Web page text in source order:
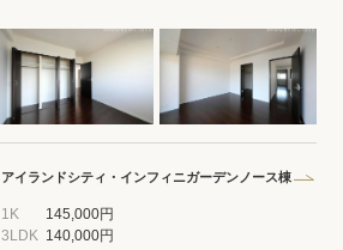
アイランドシティ・インフィニガーデンノース棟
1K
145,000円
3LDK 140,000円